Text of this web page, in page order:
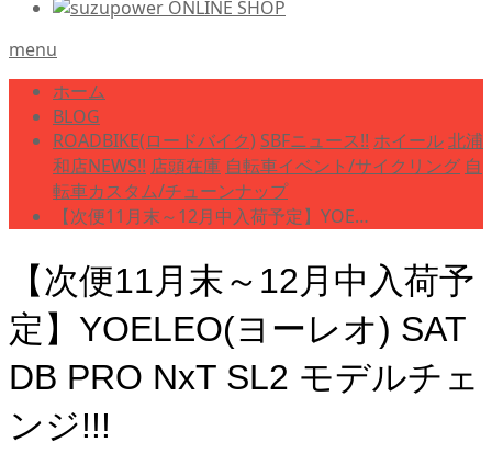
menu
ホーム
BLOG
ROADBIKE(ロードバイク) SBFニュース!! ホイール北浦
和店NEWS!! 店頭在庫 自転車イベント/サイクリング 自
転車カスタム/チューンナップ
【次便11月末～12月中入荷予定】YOE…
【次便11月末～12月中入荷予
定】YOELEO(ヨーレオ) SAT
DB PRO NxT SL2 モデルチェ
ンジ!!!